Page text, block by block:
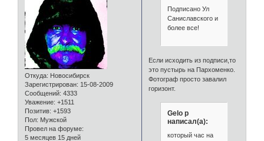
Откуда: Новосибирск
Зарегистрирован: 15-08-2009
Сообщений: 4333
Уважение: +1511
Позитив: +1593
Пол: Мужской
Провел на форуме:
5 месяцев 15 дней
Подписано Ул
Саниславского и
более все!
Если исходить из подписи,то
это пустырь на Пархоменко.
Фотограф просто завалил
горизонт.
Gelo p
написал(а):
который час на